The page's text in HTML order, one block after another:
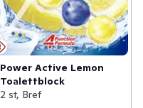
Power Active Lemon
Toalettblock
2 st, Bref